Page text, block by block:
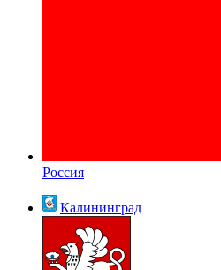
Россия
Калининград